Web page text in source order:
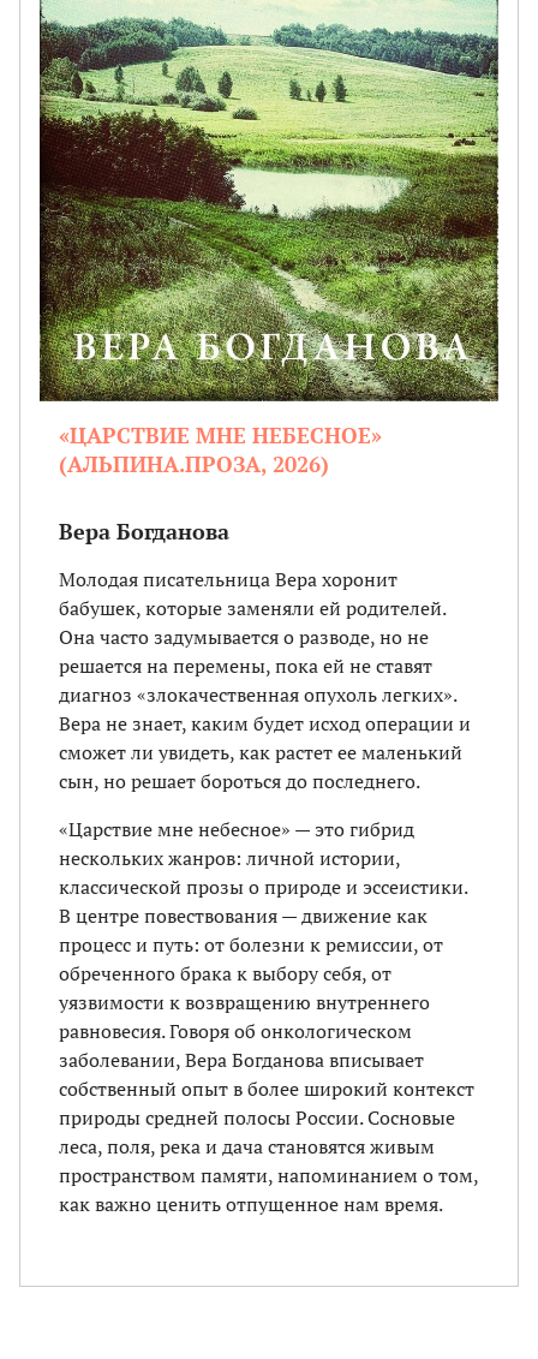
«ЦАРСТВИЕ МНЕ НЕБЕСНОЕ»
(АЛЬПИНА.ПРОЗА, 2026)
Вера Богданова
Молодая писательница Вера хоронит
бабушек, которые заменяли ей родителей.
Она часто задумывается о разводе, но не
решается на перемены, пока ей не ставят
диагноз «злокачественная опухоль легких».
Вера не знает, каким будет исход операции и
сможет ли увидеть, как растет ее маленький
сын, но решает бороться до последнего.
«Царствие мне небесное» — это гибрид
нескольких жанров: личной истории,
классической прозы о природе и эссеистики.
В центре повествования — движение как
процесс и путь: от болезни к ремиссии, от
обреченного брака к выбору себя, от
уязвимости к возвращению внутреннего
равновесия. Говоря об онкологическом
заболевании, Вера Богданова вписывает
собственный опыт в более широкий контекст
природы средней полосы России. Сосновые
леса, поля, река и дача становятся живым
пространством памяти, напоминанием о том,
как важно ценить отпущенное нам время.